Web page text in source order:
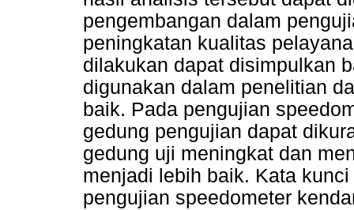
pengembangan dalam
peningkatan kualitas
dilakukan dapat disimpulkan
digunakan dalam penelitian
baik. Pada pengujian
gedung pengujian dapat
gedung uji meningkat dan
menjadi lebih baik. Kata
pengujian speedometer